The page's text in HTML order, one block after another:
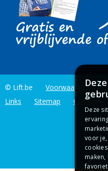
© Lift.be Voorwaarden
Links
Sitemap Contact
Deze
voor